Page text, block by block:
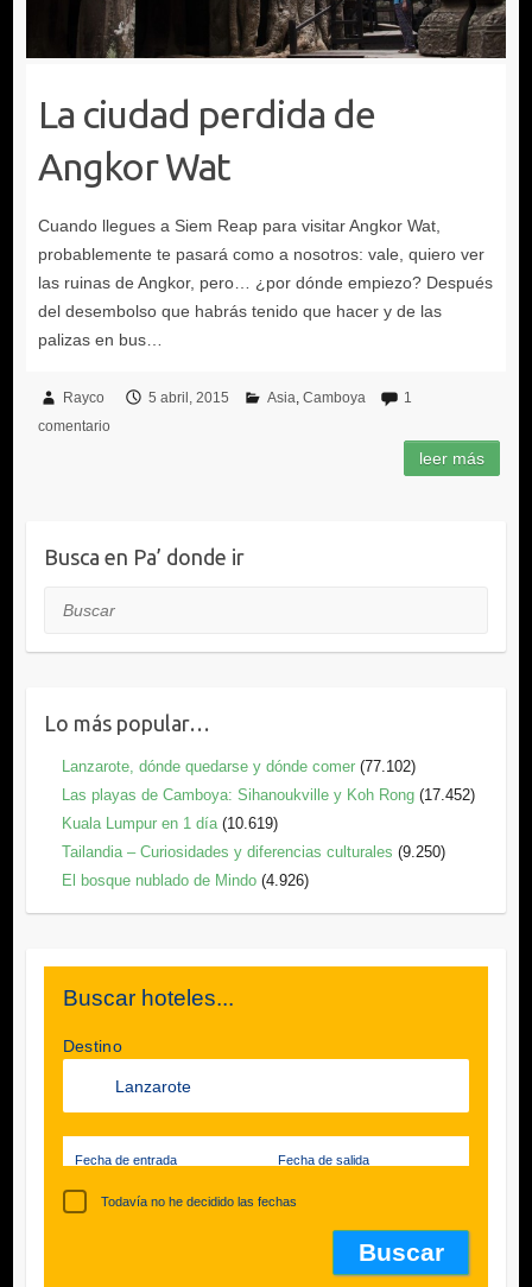
La ciudad perdida de
Angkor Wat
Rayco 5 abril, 2015 Asia Camboya
1
comentario
Busca en Pa’ donde ir
Buscar
Lo más popular…
Lanzarote, dónde quedarse y dónde comer (77.102)
Las playas de Camboya: Sihanoukville y Koh Rong (17.452)
Kuala Lumpur en 1 día (10.619)
Tailandia – Curiosidades y diferencias culturales (9.250)
El bosque nublado de Mindo (4.926)
Buscar hoteles...
Destino
Fecha de entrada Fecha de salida
Todavía no he decidido las fechas